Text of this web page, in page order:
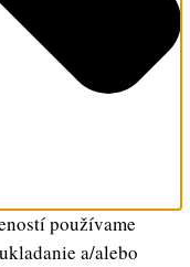
používame
a/alebo